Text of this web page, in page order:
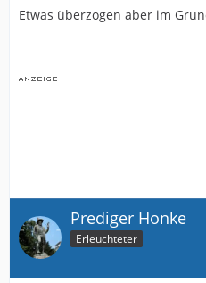
Etwas überzogen aber im
Prediger Honke
Erleuchteter